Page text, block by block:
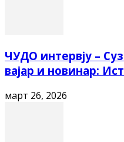
ЧУДО интервју –
вајар и новинар:
март 26, 2026